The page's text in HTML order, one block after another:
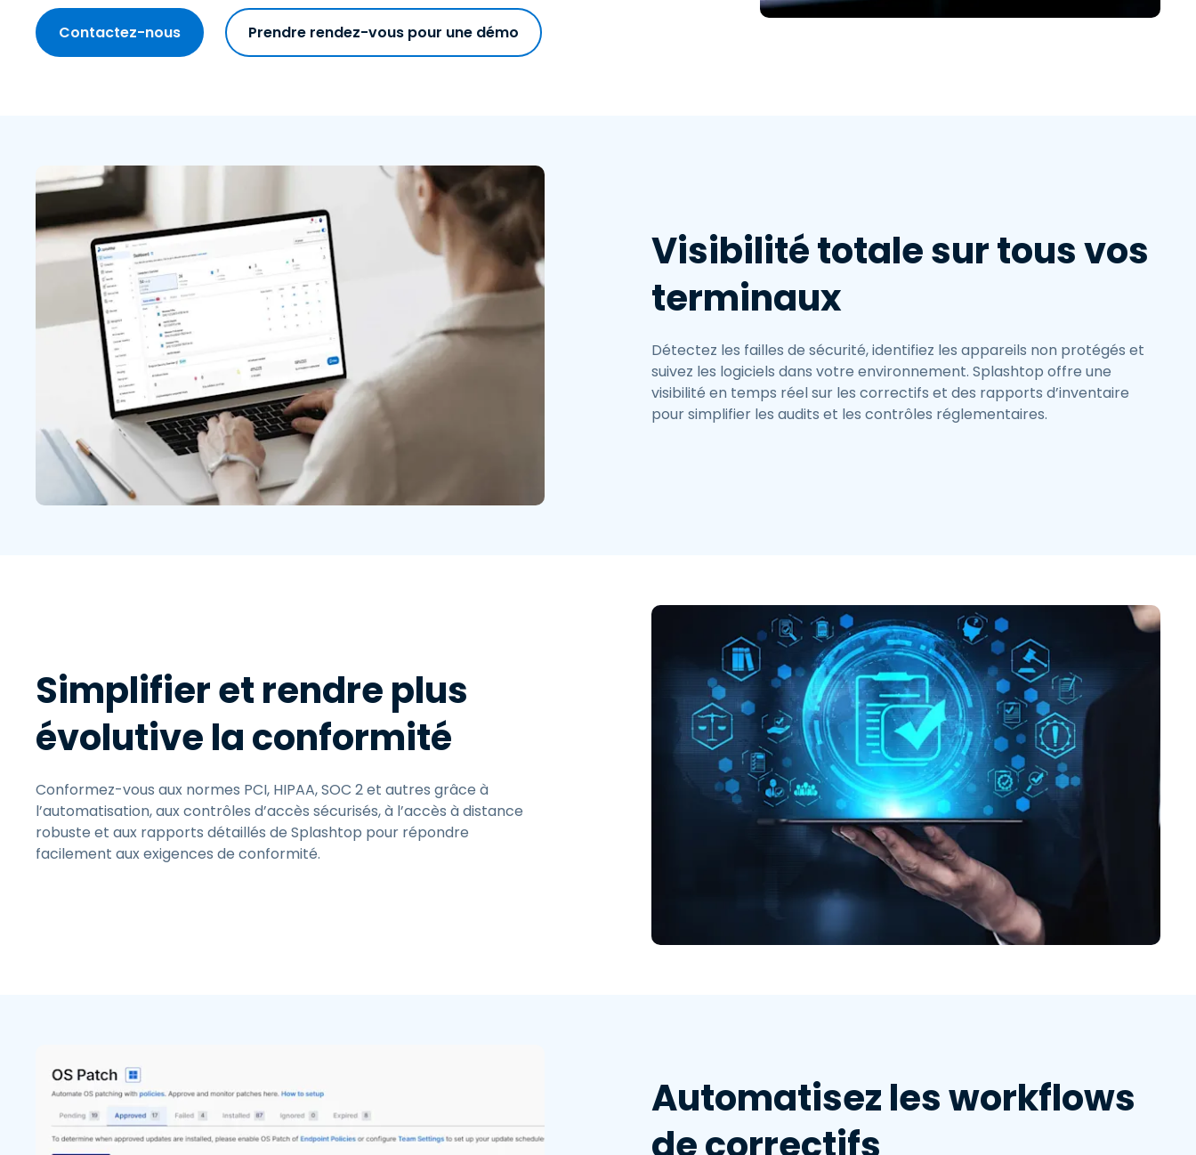
Contactez-nous Prendre rendez-vous pour une démo
Visibilité totale sur tous vos
terminaux
Détectez les failles de sécurité, identifiez les appareils non protégés et
suivez les logiciels dans votre environnement. Splashtop offre une
visibilité en temps réel sur les correctifs et des rapports d’inventaire
pour simplifier les audits et les contrôles réglementaires.
Simplifier et rendre plus
évolutive la conformité
Conformez-vous aux normes PCI, HIPAA, SOC 2 et autres grâce à
l’automatisation, aux contrôles d’accès sécurisés, à l’accès à distance
robuste et aux rapports détaillés de Splashtop pour répondre
facilement aux exigences de conformité.
Automatisez les workflows